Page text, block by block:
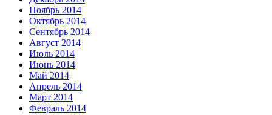
Ноябрь 2014
Октябрь 2014
Сентябрь 2014
Август 2014
Июль 2014
Июнь 2014
Май 2014
Апрель 2014
Март 2014
Февраль 2014